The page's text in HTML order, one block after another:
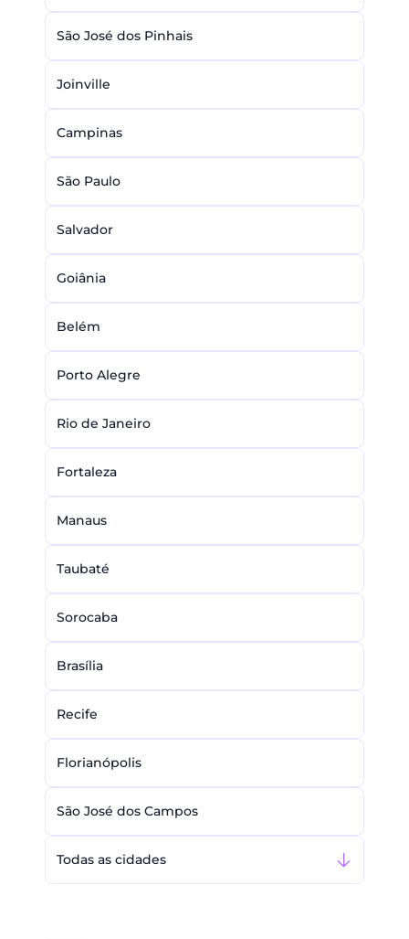
São José dos Pinhais
Joinville
Campinas
São Paulo
Salvador
Goiânia
Belém
Porto Alegre
Rio de Janeiro
Fortaleza
Manaus
Taubaté
Sorocaba
Brasília
Recife
Florianópolis
São José dos Campos
Todas as cidades